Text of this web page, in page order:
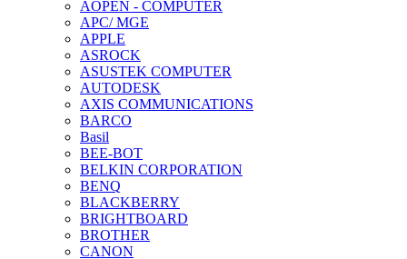
AOPEN - COMPUTER
APC/ MGE
APPLE
ASROCK
ASUSTEK COMPUTER
AUTODESK
AXIS COMMUNICATIONS
BARCO
Basil
BEE-BOT
BELKIN CORPORATION
BENQ
BLACKBERRY
BRIGHTBOARD
BROTHER
CANON